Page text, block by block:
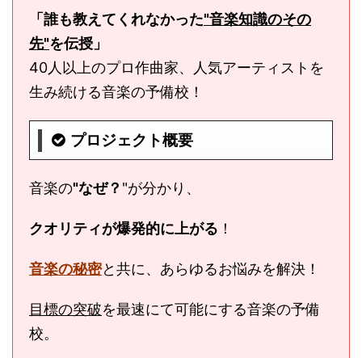
「誰も教えてくれなかった"音楽知識のその
先"を伝授 」
40人以上のプロ作曲家、人気アーティストを
生み続ける音楽の予備校！
プロジェクト概要
音楽の"なぜ？ "が分かり、
クオリティが爆発的に上がる ！
音楽の秘密と共に、あらゆるお悩みを解決！
目標の突破を最速にて可能にする音楽の予備
校。